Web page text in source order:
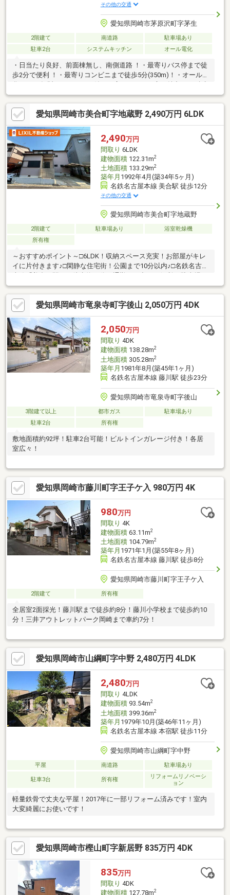
その他の交通
愛知県岡崎市茅原沢町字茅生
2階建て 南道路
駐車場あり
駐車2台
システムキッチン オール電化
・日当たり良好、前面棟無し、南側道路 ！・最寄りバス停まで徒
歩2分で便利 ！・最寄りコンビニまで徒歩5分(350m)！・オール電
ツーユーホーム施工で安心！
愛知県岡崎市美合町字地蔵野 2,490万円 6LDK
2,490万円
間取り 6LDK
建物面積122.31m2
土地面積133.29m2
築年月 1992年4月(築34年5ヶ月)
名鉄名古屋本線 美合駅 徒歩12分
その他の交通
愛知県岡崎市美合町字地蔵野
2階建て 駐車場あり
浴室乾燥機
所有権
～おすすめポイント～□6LDK！収納スペース充実！お部屋がキレ
イに片付きます♪□閑静な住宅街！公園まで10分以内♪□名鉄名古屋
ーポート付き！雨の日でも快適♪～ライフインフォメーション～■
ミニストップ岡崎美合町店徒歩約5分！■美合公園徒歩約7分！■緑
丘小学校徒歩約14分■竜南中学校徒歩約24分！～＊～～＊～＊～
＊～～＊～＊～＊～～＊～＊～＊～～＊～詳細等はお気軽にお問
合せください♪内覧も可能ですのでご希望の際は、お気軽にお申し
つけください～＊～～＊～＊～＊～～＊～＊～＊～～＊～＊～＊
～～＊～
愛知県岡崎市竜泉寺町字後山 2,050万円 4DK
2,050万円
間取り 4DK
建物面積138.28m2
土地面積305.28m2
築年月 1981年8月(築45年1ヶ月)
名鉄名古屋本線 藤川駅 徒歩23分
愛知県岡崎市竜泉寺町字後山
3階建て以上 都市ガス
駐車場あり
駐車2台
所有権
敷地面積約92坪！駐車2台可能！ビルトインガレージ付き！各居
室広々！
愛知県岡崎市藤川町字王子ケ入 980万円 4K
980万円
間取り 4K
建物面積63.11m2
土地面積104.79m2
築年月 1971年1月(築55年8ヶ月)
名鉄名古屋本線 藤川駅 徒歩8分
愛知県岡崎市藤川町字王子ケ入
2階建て 所有権
全居室2面採光！藤川駅まで徒歩約8分！藤川小学校まで徒歩約10
分！三井アウトレットパーク岡崎まで車約7分！
愛知県岡崎市山綱町字中野 2,480万円 4LDK
2,480万円
間取り 4LDK
建物面積93.54m2
土地面積399.36m2
築年月 1979年10月(築46年11ヶ月)
名鉄名古屋本線 本宿駅 徒歩11分
愛知県岡崎市山綱町字中野
平屋 南道路 駐車場あり
駐車3台 所有権
リフォームリノベーシ
ョン
軽量鉄骨で丈夫な平屋！2017年に一部リフォーム済みです！室内
大変綺麗にお使いです！
愛知県岡崎市樫山町字新居野 835万円 4DK
835万円
間取り 4DK
建物面積127.78m2